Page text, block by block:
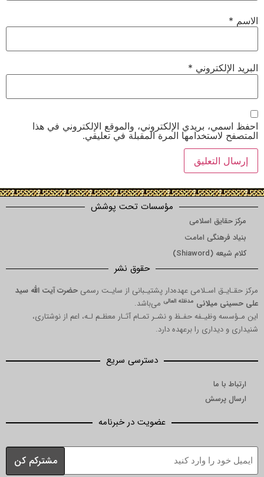
الاسم *
البريد الإلكتروني *
احفظ اسمي، بريدي الإلكتروني، والموقع الإلكتروني في هذا
المتصفح لاستخدامها المرة المقبلة في تعليقي.
مؤسسات تحت پوشش
مرکز حقایق اسلامی
بنیاد فرهنگی امامت
کلام شیعه (Shiaword)
حقوق نشر
مرکز حقـایـق اسـلامی عهده‌دار پشتیـبانی از سایـت رسمی حضرت آیت الله سید
علی حسینی میلانی مدظله العالی می‌باشد.
این مـؤسسه وظیـفه حفـظ و نشـر تمـام آثـار معظـم لـه، اعم از نوشتاری،
شنیداری و دیداری را برعهده دارد.
دسترسی سریع
ارتباط با ما
ارسال پرسش
عضویت در خبرنامه